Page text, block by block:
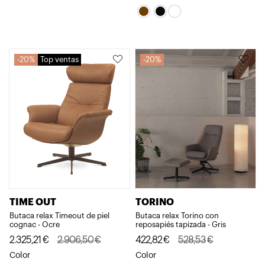
original
actual
20% Top ventas
TIME OUT
Butaca relax Timeout de piel
cognac - Ocre
2.906,50€
El
precio
2.325,21 €
El
precio
Color
20%
TORINO
Butaca relax Torino con
reposapiés tapizada - Gris
528,53€
El
precio
422,82€
El
precio
Color